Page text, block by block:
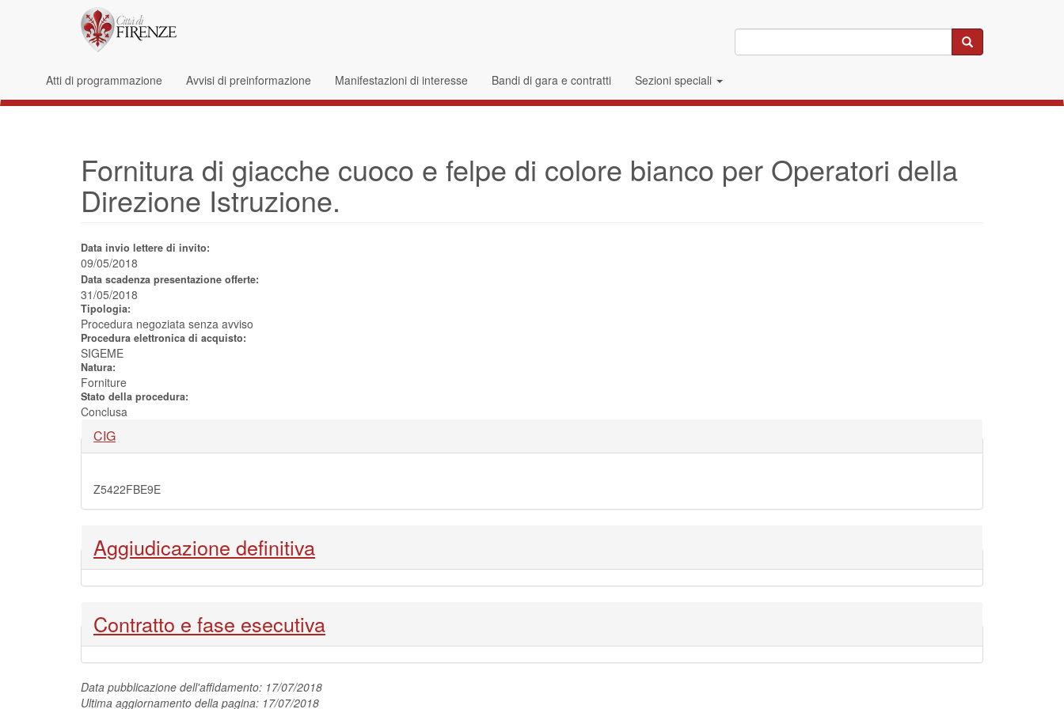
Salta al contenuto principale
Atti di programmazione Avvisi di preinformazione Manifestazioni di interesse Bandi di gara e contratti Sezioni speciali
Form di ricerca
Fornitura di giacche cuoco e felpe di colore bianco per Operatori della
Direzione Istruzione.
Data invio lettere di invito:
09/05/2018
Data scadenza presentazione offerte:
31/05/2018
Tipologia:
Procedura negoziata senza avviso
Procedura elettronica di acquisto:
SIGEME
Natura:
Forniture
Stato della procedura:
Conclusa
Nascondi
CIG
Z5422FBE9E
Nascondi
Aggiudicazione definitiva
Nascondi
Contratto e fase esecutiva
Data pubblicazione dell'affidamento: 17/07/2018
Ultima aggiornamento della pagina: 17/07/2018